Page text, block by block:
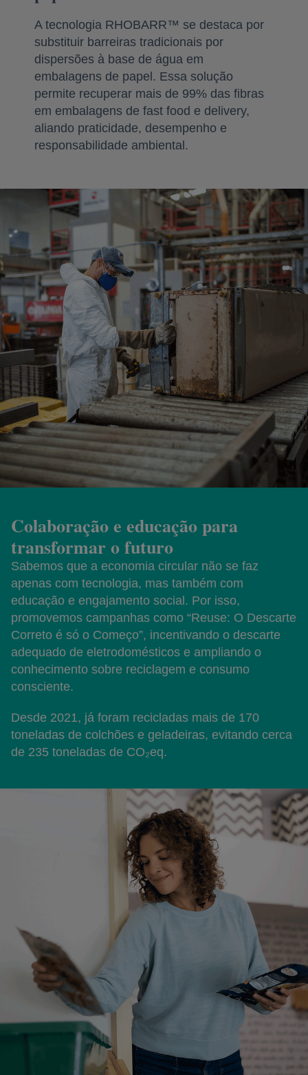
A tecnologia RHOBARR™ se destaca por
substituir barreiras tradicionais por
dispersões à base de água em
embalagens de papel. Essa solução
permite recuperar mais de 99% das fibras
em embalagens de fast food e delivery,
aliando praticidade, desempenho e
responsabilidade ambiental.
Colaboração e educação para
transformar o futuro
Sabemos que a economia circular não se faz
apenas com tecnologia, mas também com
educação e engajamento social. Por isso,
promovemos campanhas como “Reuse: O Descarte
Correto é só o Começo”, incentivando o descarte
adequado de eletrodomésticos e ampliando o
conhecimento sobre reciclagem e consumo
consciente.
Desde 2021, já foram recicladas mais de 170
toneladas de colchões e geladeiras, evitando cerca
de 235 toneladas de CO₂eq.